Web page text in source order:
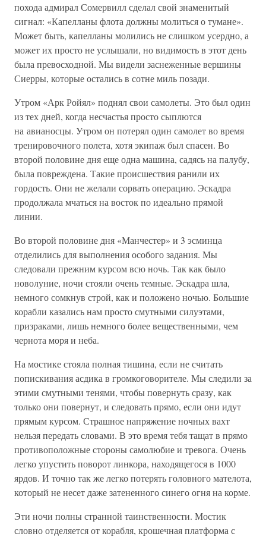
похода адмирал Сомервилл сделал свой знаменитый
сигнал: «Капелланы флота должны молиться о тумане».
Может быть, капелланы молились не слишком усердно, а
может их просто не услышали, но видимость в этот день
была превосходной. Мы видели заснеженные вершины
Сиерры, которые остались в сотне миль позади.
Утром «Арк Ройял» поднял свои самолеты. Это был один
из тех дней, когда несчастья просто сыплются
на авианосцы. Утром он потерял один самолет во время
тренировочного полета, хотя экипаж был спасен. Во
второй половине дня еще одна машина, садясь на палубу,
была повреждена. Такие происшествия ранили их
гордость. Они не желали сорвать операцию. Эскадра
продолжала мчаться на восток по идеально прямой
линии.
Во второй половине дня «Манчестер» и 3 эсминца
отделились для выполнения особого задания. Мы
следовали прежним курсом всю ночь. Так как было
новолуние, ночи стояли очень темные. Эскадра шла,
немного сомкнув строй, как и положено ночью. Большие
корабли казались нам просто смутными силуэтами,
призраками, лишь немного более вещественными, чем
чернота моря и неба.
На мостике стояла полная тишина, если не считать
попискивания асдика в громкоговорителе. Мы следили за
этими смутными тенями, чтобы повернуть сразу, как
только они повернут, и следовать прямо, если они идут
прямым курсом. Страшное напряжение ночных вахт
нельзя передать словами. В это время тебя тащат в прямо
противоположные стороны самолюбие и тревога. Очень
легко упустить поворот линкора, находящегося в 1000
ярдов. И точно так же легко потерять головного мателота,
который не несет даже затененного синего огня на корме.
Эти ночи полны странной таинственности. Мостик
словно отделяется от корабля, крошечная платформа с